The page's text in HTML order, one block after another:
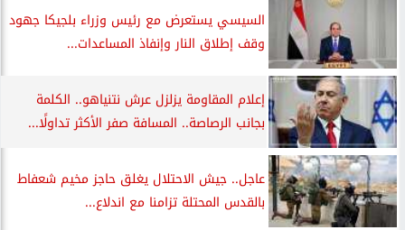
السيسي يستعرض مع رئيس وزراء بلجيكا جهود
وقف إطلاق النار وإنفاذ المساعدات...
إعلام المقاومة يزلزل عرش نتنياهو.. الكلمة
بجانب الرصاصة.. المسافة صفر الأكثر تداولًا...
عاجل.. جيش الاحتلال يغلق حاجز مخيم شعفاط
بالقدس المحتلة تزامنا مع اندلاع...